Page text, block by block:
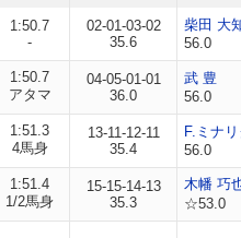
1:50.7
-
02-01-03-02
35.6
柴田 大
56.0
1:50.7
アタマ
04-05-01-01
36.0
武 豊
56.0
1:51.3
4馬身
13-11-12-11
35.4
F.ミナリ
56.0
1:51.4
1/2馬身
15-15-14-13
35.3
木幡 巧
☆53.0